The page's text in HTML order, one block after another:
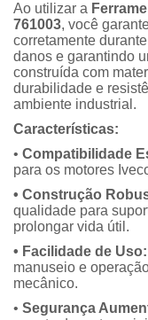
Ao utilizar a
761003, você
corretamente
danos e garantindo
construída com
durabilidade e
ambiente industrial.
Características:
• Compatibilidade
para os motores
• Construção
qualidade para
prolongar vida útil.
• Facilidade de Uso:
manuseio e
mecânico.
• Segurança